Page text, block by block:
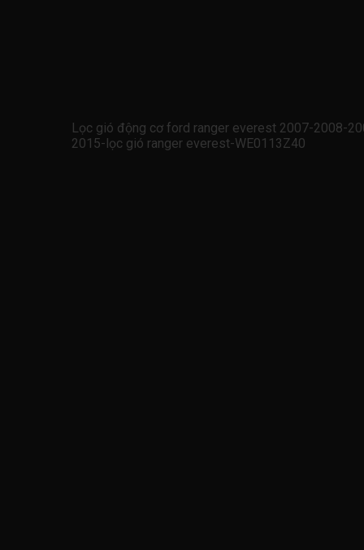
Lọc gió động cơ ford ranger everest 2007-2008-
2015-lọc gió ranger everest-WE0113Z40